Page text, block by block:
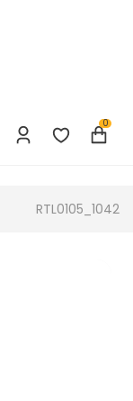
0
RTL0105_1042